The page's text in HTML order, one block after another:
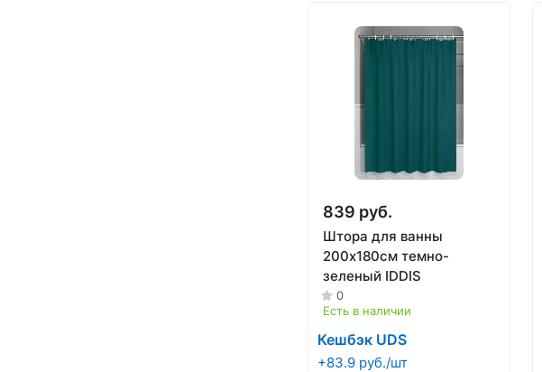
839 руб.
Штора для ванны
200х180см темно-
зеленый IDDIS
0
Есть в наличии
Кешбэк UDS
+83.9 руб./шт